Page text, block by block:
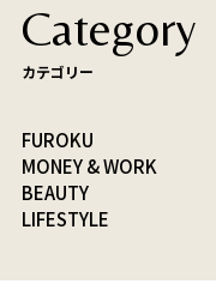
Category
カテゴリー
FUROKU
MONEY & WORK
BEAUTY
LIFESTYLE